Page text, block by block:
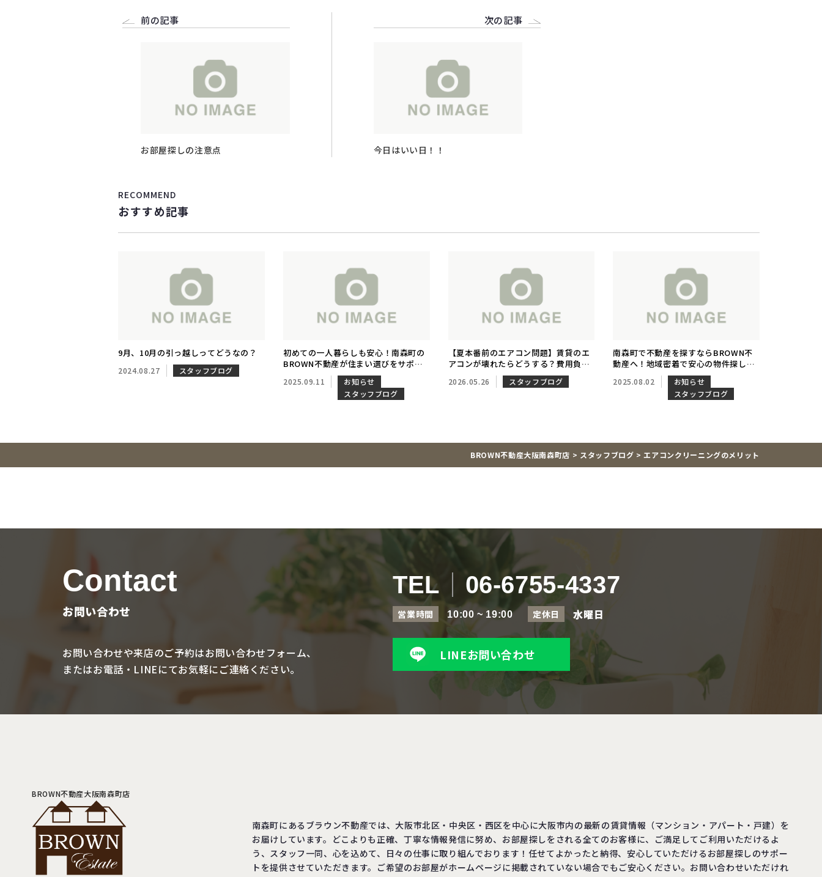
前の記事
お部屋探しの注意点
次の記事
今日はいい日！！
RECOMMEND
おすすめ記事
9月、10月の引っ越しってどうなの？
2024.08.27 スタッフブログ
初めての一人暮らしも安心！南森町の
BROWN不動産が住まい選びをサポー
2025.09.11
お知らせ
スタッフブログ
【夏本番前のエアコン問題】賃貸のエ
アコンが壊れたらどうする？費用負担
や修理の手順をプロが解説！
2026.05.26 スタッフブログ
南森町で不動産を探すならBROWN不
動産へ！地域密着で安心の物件探しを
サポートします
2025.08.02
お知らせ
スタッフブログ
BROWN不動産大阪南森町店 > スタッフブログ >エアコンクリーニングのメリット
Contact
お問い合わせ
お問い合わせや来店のご予約はお問い合わせフォーム、
またはお電話・LINEにてお気軽にご連絡ください。
TEL 06-6755-4337
営業時間 10:00 ~ 19:00 定休日 水曜日
LINEお問い合わせ
BROWN不動産大阪南森町店
南森町にあるブラウン不動産では、大阪市北区・中央区・西区を中心に大阪市内の最新の賃貸情報（マンション・アパート・戸建）を
お届けしています。どこよりも正確、丁寧な情報発信に努め、お部屋探しをされる全てのお客様に、ご満足してご利用いただけるよ
う、スタッフ一同、心を込めて、日々の仕事に取り組んでおります！任せてよかったと納得、安心していただけるお部屋探しのサポー
トを提供させていただきます。ご希望のお部屋がホームページに掲載されていない場合でもご安心ください。お問い合わせいただけれ